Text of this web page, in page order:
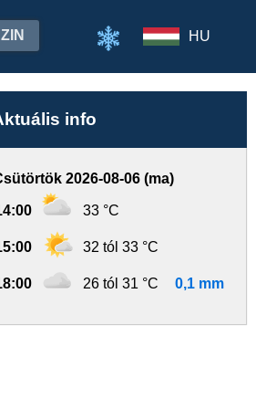
HU
info
2026-08-06 (ma)
33 °C
32 tól 33 °C
26 tól 31 °C 0,1 mm